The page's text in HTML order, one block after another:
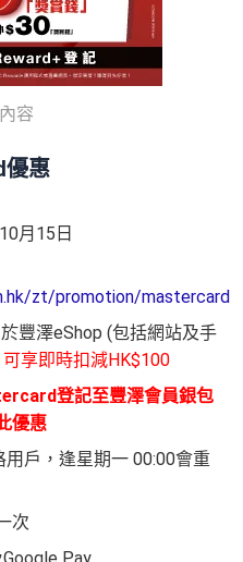
容
優惠
月15日
zt/promotion/mastercard
豐澤eShop (包括網站及手
可享即時扣減HK$100
登記至豐澤會員銀包
優惠
戶，逢星期一 00:00會重
次